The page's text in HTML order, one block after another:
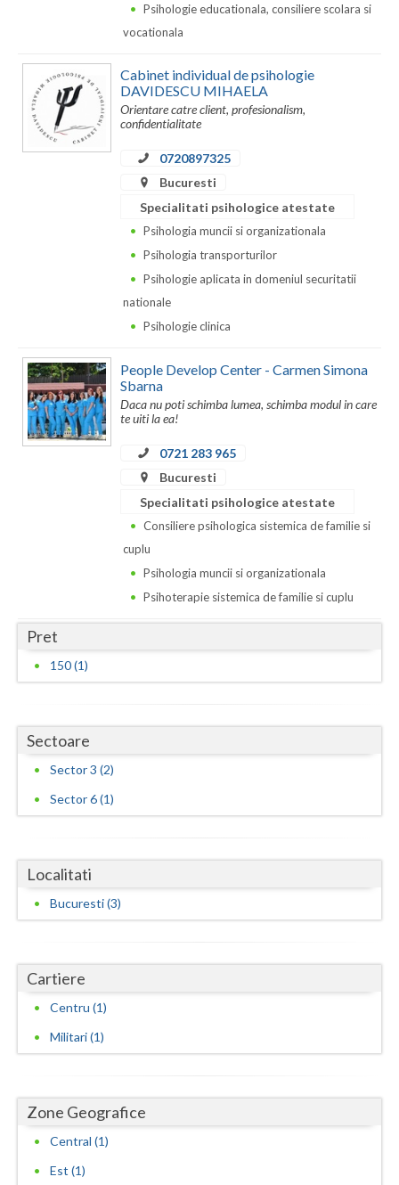
Giurgiu
Gorj
Harghita
Mures
Neamt
Suceava
Teleorman
Tulcea
Valcea
Psihologie educationala, consiliere scolara si
vocationala
Cabinet individual de psihologie
DAVIDESCU MIHAELA
Orientare catre client, profesionalism,
confidentialitate
0720897325
Bucuresti
Specialitati psihologice atestate
Psihologia muncii si organizationala
Psihologia transporturilor
Psihologie aplicata in domeniul securitatii
nationale
Psihologie clinica
People Develop Center - Carmen Simona
Sbarna
Daca nu poti schimba lumea, schimba modul in care
te uiti la ea!
0721 283 965
Bucuresti
Specialitati psihologice atestate
Consiliere psihologica sistemica de familie si
cuplu
Psihologia muncii si organizationala
Psihoterapie sistemica de familie si cuplu
Pret
150 (1)
Sectoare
Sector 3 (2)
Sector 6 (1)
Localitati
Bucuresti (3)
Cartiere
Centru (1)
Militari (1)
Zone Geografice
Central (1)
Est (1)